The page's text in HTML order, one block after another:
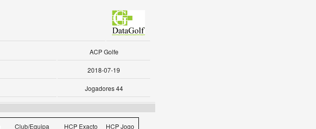
ACP Golfe
2018-07-19
Jogadores 44
Club/Equipa HCP Exacto HCP Jogo